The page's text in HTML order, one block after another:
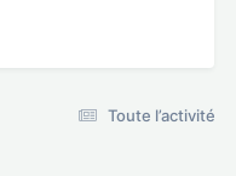
Toute l’activité